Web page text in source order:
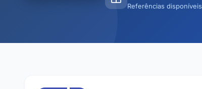
Referências disponíveis